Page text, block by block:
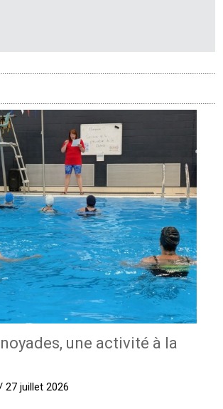
une activité à la
27 juillet 2026